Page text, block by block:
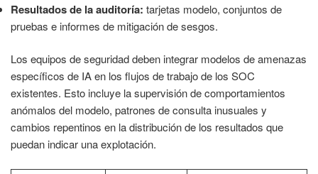
Resultados de la auditoría: tarjetas modelo, conjuntos de
pruebas e informes de mitigación de sesgos.
Los equipos de seguridad deben integrar modelos de amenazas
específicos de IA en los flujos de trabajo de los SOC
existentes. Esto incluye la supervisión de comportamientos
anómalos del modelo, patrones de consulta inusuales y
cambios repentinos en la distribución de los resultados que
puedan indicar una explotación.